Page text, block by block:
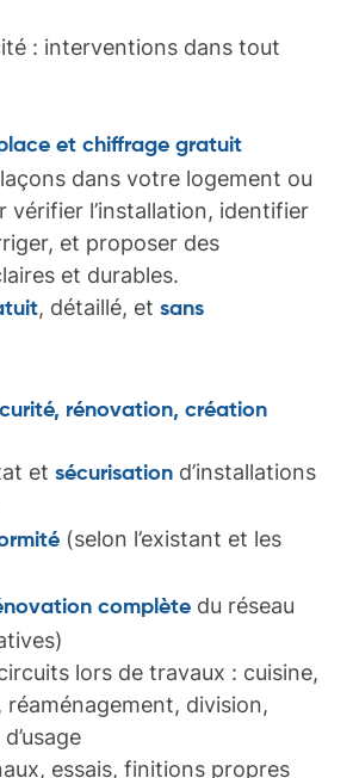
: interventions dans tout
et chiffrage gratuit
dans votre logement ou
vérifier l’installation, identifier
et proposer des
et durables.
, détaillé, et sans
rénovation, création
et sécurisation d’installations
(selon l’existant et les
complète du réseau
lors de travaux : cuisine,
réaménagement, division,
essais, finitions propres